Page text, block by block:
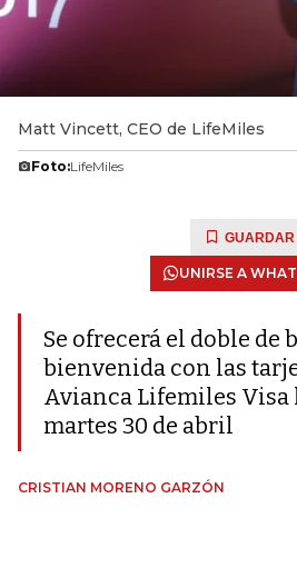
Matt Vincett, CEO de LifeMiles
Foto:LifeMiles
GUARDAR
UNIRSE A
Se ofrecerá el doble de
bienvenida con las
Avianca Lifemiles Visa
martes 30 de abril
CRISTIAN MORENO GARZÓN